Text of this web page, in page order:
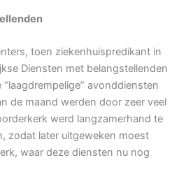
toen ziekenhuispredikant in
Diensten met belangstellenden
avonddiensten
de maand werden door zeer veel
werd langzamerhand te
zodat later uitgeweken moest
waar deze diensten nu nog